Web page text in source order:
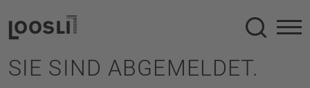
Suche
SIE SIND ABGEMELDET.